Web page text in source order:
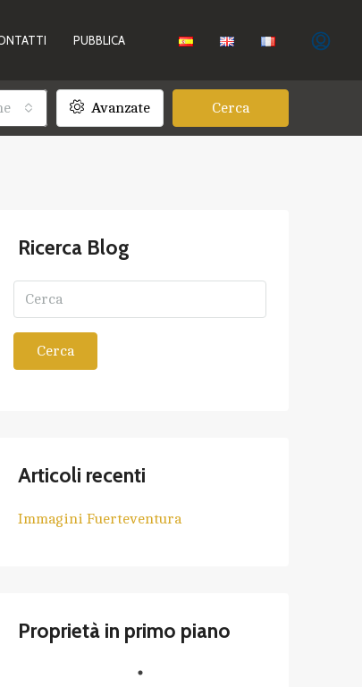
PUBBLICA
Avanzate Cerca
Ricerca Blog
Cerca
Articoli recenti
Immagini Fuerteventura
Proprietà in primo piano